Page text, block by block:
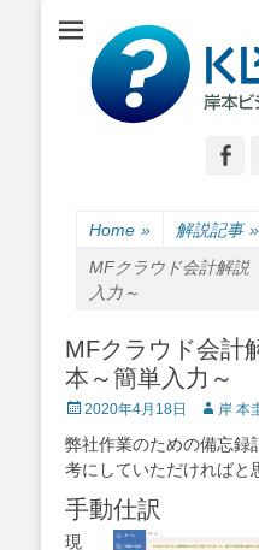
小さな会社・小さなお店
Home » 解説記事 »
MFクラウド会計解
入力～
MFクラウド会
本～簡単入力～
Posted
2020年4月18日 Author
岸 本
弊社作業のための備忘録
考にしていただければと
手動仕訳
現